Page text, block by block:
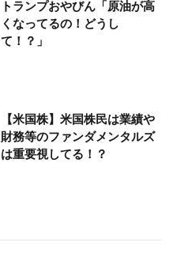
トランプおやびん「原油が高
くなってるの！どうし
て！？」
【米国株】米国株民は業績や
財務等のファンダメンタルズ
は重要視してる！？